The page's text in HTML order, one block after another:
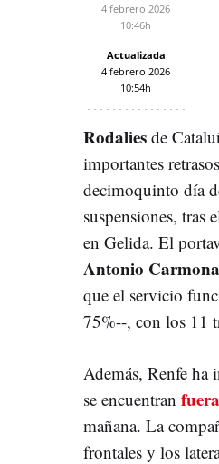
4 febrero 2026
10:46h
Actualizada
4 febrero 2026
10:54h
Rodalies de
importantes
decimoquinto día
suspensiones, tras
en Gelida. El
Antonio Carmona
que el servicio
75%--, con los 11
Además, Renfe ha
se encuentran
mañana. La
frontales y los